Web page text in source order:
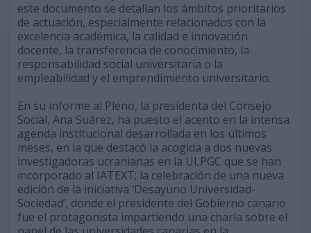
este documento se detallan los ámbitos prioritarios
de actuación, especialmente relacionados con la
excelencia académica, la calidad e innovación
docente, la transferencia de conocimiento, la
responsabilidad social universitaria o la
empleabilidad y el emprendimiento universitario.
En su informe al Pleno, la presidenta del Consejo
Social, Ana Suárez, ha puesto el acento en la intensa
agenda institucional desarrollada en los últimos
meses, en la que destacó la acogida a dos nuevas
investigadoras ucranianas en la ULPGC que se han
incorporado al IATEXT; la celebración de una nueva
edición de la iniciativa ‘Desayuno Universidad-
Sociedad’, donde el presidente del Gobierno canario
fue el protagonista impartiendo una charla sobre el